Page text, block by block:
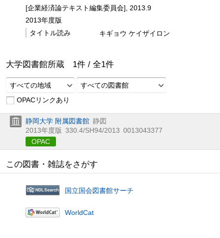
[企業経済論テキスト編集委員会], 2013.9
2013年度版
タイトル読み
キギョウ ケイザイロン
大学図書館所蔵 1件 / 全1件
すべての地域
すべての図書館
OPACリンクあり
静岡大学 附属図書館 静図
2013年度版 330.4/SH94/2013 0013043377
OPAC
この図書・雑誌をさがす
国立国会図書館サーチ
WorldCat